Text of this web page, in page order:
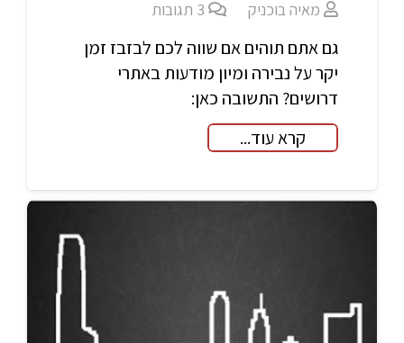
מאיה בוכניק 3 תגובות
גם אתם תוהים אם שווה לכם לבזבז זמן
יקר על נבירה ומיון מודעות באתרי
דרושים? התשובה כאן:
קרא עוד...